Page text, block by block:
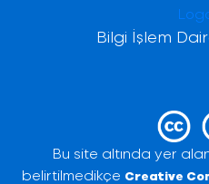
Bilgi İşlem
Bu site altında yer
belirtilmedikçe Creative